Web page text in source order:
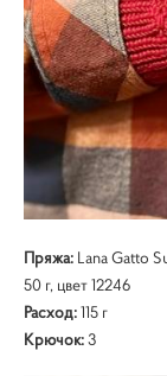
Пряжа: Lana Gatto
50 г, цвет 12246
Расход:115 г
Крючок:3